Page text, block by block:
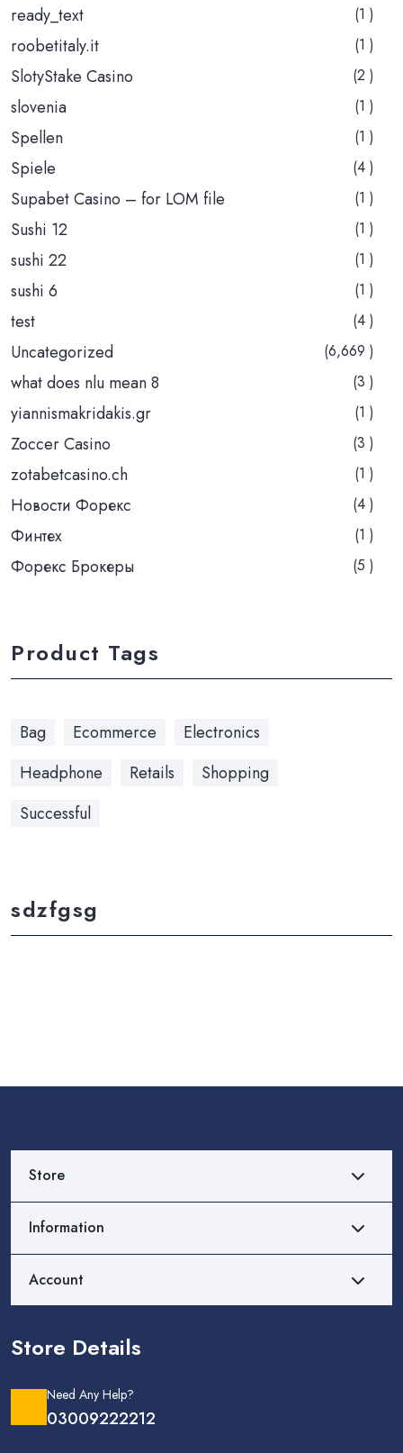
ready_text (1 )
roobetitaly.it (1 )
SlotyStake Casino (2 )
slovenia (1 )
Spellen (1 )
Spiele (4 )
Supabet Casino – for LOM file (1 )
Sushi 12 (1 )
sushi 22 (1 )
sushi 6 (1 )
test (4 )
Uncategorized (6,669 )
what does nlu mean 8 (3 )
yiannismakridakis.gr (1 )
Zoccer Casino (3 )
zotabetcasino.ch (1 )
Новости Форекс (4 )
Финтех (1 )
Форекс Брокеры (5 )
Product Tags
Bag Ecommerce
Electronics
Headphone
Retails
Shopping
Successful
sdzfgsg
Store
Information
Account
Store Details
Need Any Help?
03009222212